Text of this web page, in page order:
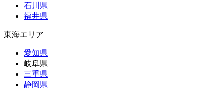
石川県
福井県
東海エリア
愛知県
岐阜県
三重県
静岡県